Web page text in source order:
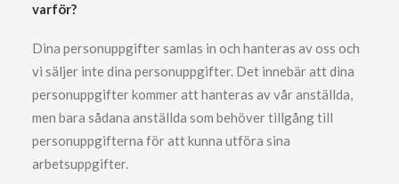
varför?
Dina personuppgifter samlas in och hanteras av oss och
vi säljer inte dina personuppgifter. Det innebär att dina
personuppgifter kommer att hanteras av vår anställda,
men bara sådana anställda som behöver tillgång till
personuppgifterna för att kunna utföra sina
arbetsuppgifter.